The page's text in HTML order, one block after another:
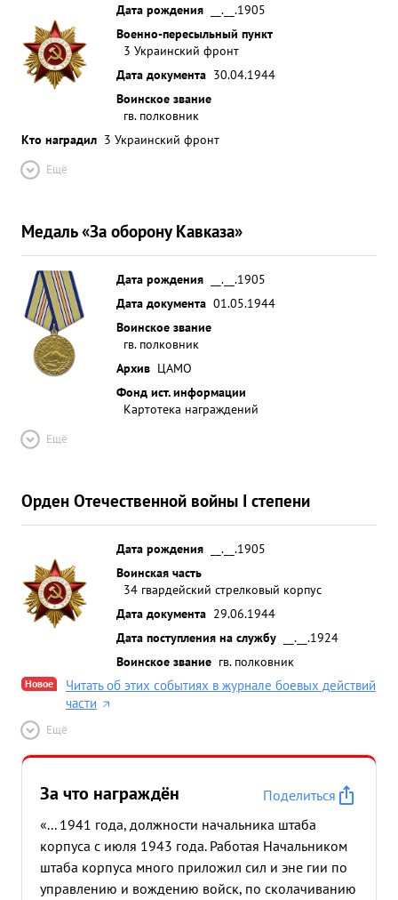
организацию взаимодействия родов воиск. к
подчиненным проявляет жесткую
требовательность и воспитывает их в духе точного
и беспрекословного выполнения приказов. За
умелую разваботку наступательных операции с ...»
Дата рождения
__.__.1905
Военно-пересыльный пункт
3 Украинский фронт
Дата документа 30.04.1944
Воинское звание
гв. полковник
Кто наградил 3 Украинский фронт
Ещё
Медаль «За оборону Кавказа»
Дата рождения
__.__.1905
Дата документа 01.05.1944
Воинское звание
гв. полковник
Архив ЦАМО
Фонд ист. информации
Картотека награждений
Ещё
Орден Отечественной войны I степени
Дата рождения
__.__.1905
Воинская часть
34 гвардейский стрелковый корпус
Дата документа 29.06.1944
Дата поступления на службу
__.__.1924
Воинское звание гв. полковник
Новое
Читать об этих событиях в журнале боевых действий
части
Ещё
За что награждён
Поделиться
«... 1941 года, должности начальника штаба
корпуса с июля 1943 года. Работая Начальником
штаба корпуса много приложил сил и эне гии по
управлению и вождению войск, по сколачиванию